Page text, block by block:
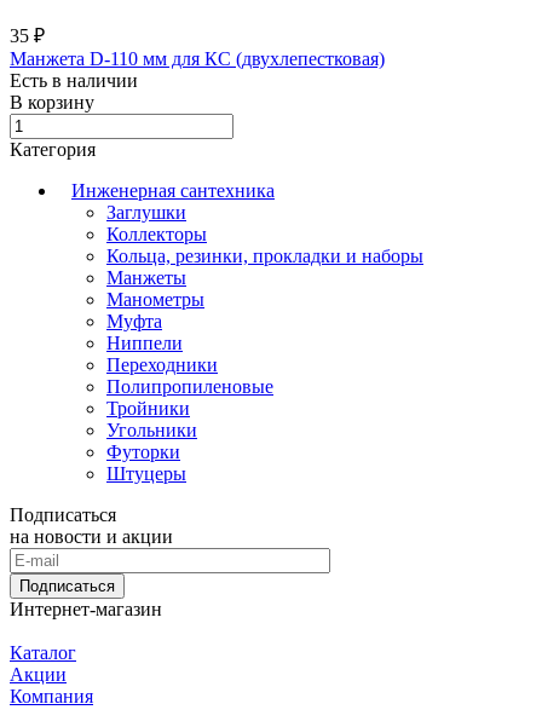
35 ₽
Манжета D-110 мм для КС (двухлепестковая)
Есть в наличии
В корзину
Категория
Инженерная сантехника
Заглушки
Коллекторы
Кольца, резинки, прокладки и наборы
Манжеты
Манометры
Муфта
Ниппели
Переходники
Полипропиленовые
Тройники
Угольники
Футорки
Штуцеры
Подписаться
на новости и акции
Подписаться
Интернет-магазин
Каталог
Акции
Компания